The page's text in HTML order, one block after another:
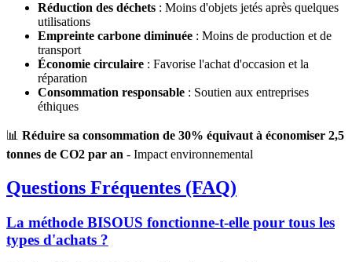
Réduction des déchets : Moins d'objets jetés après quelques
utilisations
Empreinte carbone diminuée : Moins de production et de
transport
Économie circulaire : Favorise l'achat d'occasion et la
réparation
Consommation responsable : Soutien aux entreprises
éthiques
📊 Réduire sa consommation de 30% équivaut à économiser 2,5
tonnes de CO2 par an - Impact environnemental
Questions Fréquentes (FAQ)
La méthode BISOUS fonctionne-t-elle pour tous les
types d'achats ?